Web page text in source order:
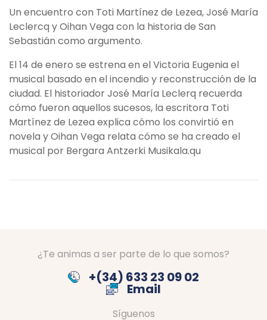
Un encuentro con Toti Martínez de Lezea, José María
Leclercq y Oihan Vega con la historia de San
Sebastián como argumento.
El 14 de enero se estrena en el Victoria Eugenia el
musical basado en el incendio y reconstrucción de la
ciudad. El historiador José María Leclerq recuerda
cómo fueron aquellos sucesos, la escritora Toti
Martínez de Lezea explica cómo los convirtió en
novela y Oihan Vega relata cómo se ha creado el
musical por Bergara Antzerki Musikala.qu
¿Te animas a ser parte de lo que somos?
+(34) 633 23 09 02
Email
Síguenos